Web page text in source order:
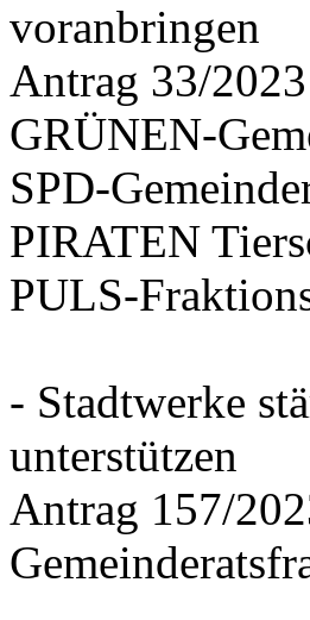
voranbringen
Antrag 33/
GRÜNEN-
SPD-
PIRATEN
PULS-
- Stadtwerke
unterstützen
Antrag 157/